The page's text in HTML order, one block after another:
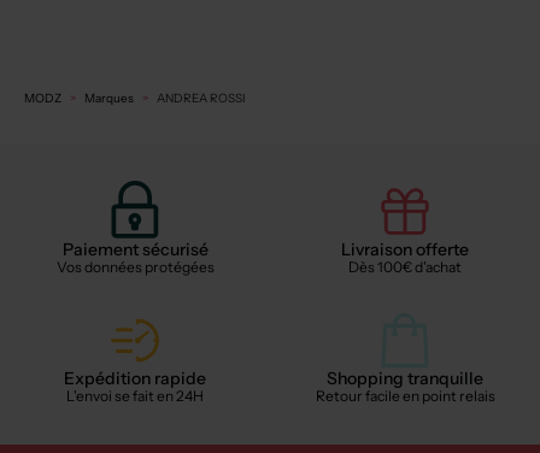
MODZ Marques ANDREA ROSSI
Paiement sécurisé
Vos données protégées
Livraison offerte
Dès 100€ d'achat
Expédition rapide
L'envoi se fait en 24H
Shopping tranquille
Retour facile en point relais